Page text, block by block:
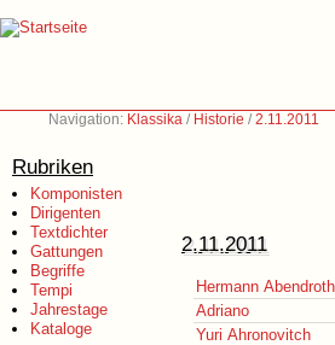
Navigation: Klassika / Historie /2.11.2011
Rubriken
Komponisten
Dirigenten
Textdichter
Gattungen
Begriffe
Tempi
Jahrestage
Kataloge
2.11.2011
Hermann Abendroth
Adriano
Yuri Ahronovitch